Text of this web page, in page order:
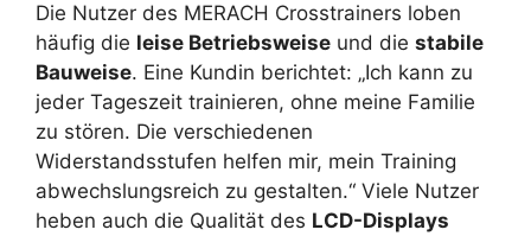
Die Nutzer des MERACH Crosstrainers loben
häufig die leise Betriebsweise und die stabile
Bauweise. Eine Kundin berichtet: „Ich kann zu
jeder Tageszeit trainieren, ohne meine Familie
zu stören. Die verschiedenen
Widerstandsstufen helfen mir, mein Training
abwechslungsreich zu gestalten.“ Viele Nutzer
heben auch die Qualität des LCD-Displays